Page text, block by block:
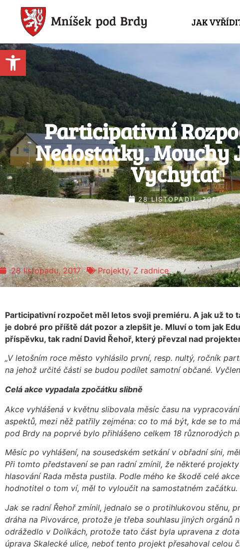
Open toolbar
JAK
Participativní
Nedostatky. Mouchy
Vychytat
28 LISTOPADU, 2017
28 listopadu, 2017 Projekty, Z radnice
Participativní rozpočet měl letos svoji premiéru. A jak už to
je dobré pro příště dát pozor a zlepšit je. Mluví o tom jak
příspěvku, tak radní David Řehoř, který převzal nad
„V letošním roce město vyhlásilo první, resp. nultý, ročník
na jehož určité části se budou podílet samotní občané.
Celá akce vypadala zpočátku slibně
Akce vyhlášená v květnu slibovala měsíc času na
aspektů, mezi něž patřily zejména: co to má být, kde se to
pod Brdy na poprvé bylo přihlášeno celkem 18 různorodých
Měsíc po vyhlášení, na sousedském setkání v obřadní síni,
Při tomto představení se pan radní zmínil, že některé
hlasování Rada města pustila. Podle mého ke škodě celé
hodnotitel o tom ví, měl to vyloučit na samostatném začátku.
Jak se radní Řehoř zmínil, jednalo se o protihlukovou stěnu,
dráha na Pivovárce, protože je třeba souhlasu jiných orgánů
odrážedlo v Dolíkách, protože tato část byla upravena z
úprava Skalecké ulice, neboť tento projekt přesahoval celou